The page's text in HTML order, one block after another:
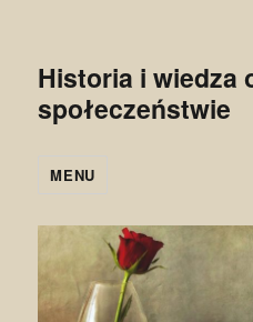
Historia i wiedza
społeczeństwie
MENU